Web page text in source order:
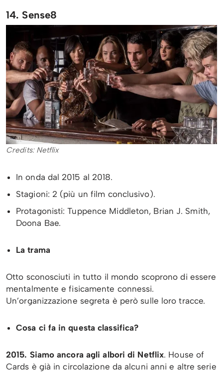
14. Sense8
Credits: Netflix
In onda dal 2015 al 2018.
Stagioni: 2 (più un film conclusivo).
Protagonisti: Tuppence Middleton, Brian J. Smith,
Doona Bae.
La trama
Otto sconosciuti in tutto il mondo scoprono di essere
mentalmente e fisicamente connessi.
Un’organizzazione segreta è però sulle loro tracce.
Cosa ci fa in questa classifica?
2015. Siamo ancora agli albori di Netflix. House of
Cards è già in circolazione da alcuni anni e altre serie